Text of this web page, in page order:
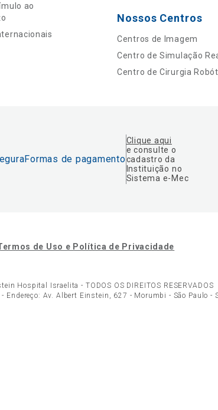
ao
Nossos Centros
Centros de Imagem
Centro de Simulação
Centro de Cirurgia
Formas de pagamento
Clique aqui
e consulte o
cadastro da
Instituição no
Sistema e-Mec
de Uso e Política de Privacidade
Hospital Israelita - TODOS OS DIREITOS RESERVADOS
Endereço: Av. Albert Einstein, 627 - Morumbi - São Paulo -